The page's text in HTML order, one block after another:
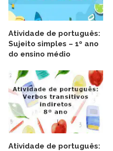
Atividade de português:
Sujeito simples – 1º ano
do ensino médio
Atividade de português: